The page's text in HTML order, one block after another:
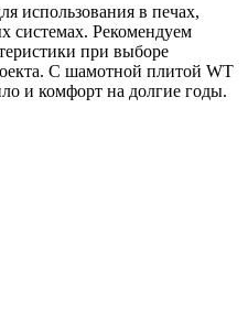
использования в печах,
системах. Рекомендуем
при выборе
С шамотной плитой WT
и комфорт на долгие годы.